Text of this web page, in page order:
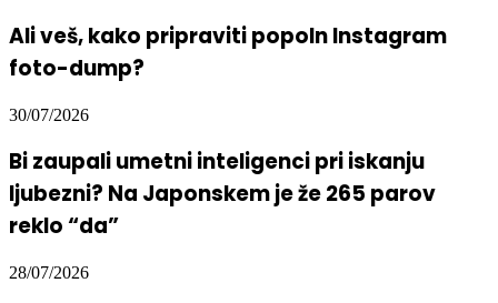
Ali veš, kako pripraviti popoln Instagram
foto-dump?
30/07/2026
Bi zaupali umetni inteligenci pri iskanju
ljubezni? Na Japonskem je že 265 parov
reklo “da”
28/07/2026